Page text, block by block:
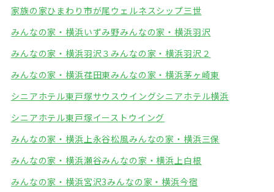
家族の家ひまわり市が尾 ウェルネスシップ三世
みんなの家・横浜いずみ野みんなの家・横浜羽沢
みんなの家・横浜羽沢３ みんなの家・横浜羽沢２
みんなの家・横浜荏田東みんなの家・横浜茅ヶ崎東
シニアホテル東戸塚サウスウイングシニアホテル横浜
シニアホテル東戸塚イーストウイング
みんなの家・横浜上永谷松風みんなの家・横浜三保
みんなの家・横浜瀬谷みんなの家・横浜上白根
みんなの家・横浜宮沢3みんなの家・横浜今宿